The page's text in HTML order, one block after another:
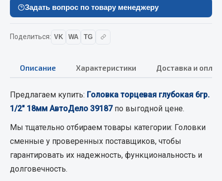
Вымпела
Масла
Охладжающие жидкости
Технические жидкости
Задать вопрос по товару менеджеру
Поделиться: VK WA TG
Описание Характеристики Доставка и
Предлагаем купить: Головка торцевая глубокая 6гр.
1/2" 18мм АвтоДело 39187по выгодной цене.
Мы тщательно отбираем товары категории: Головки
сменные у проверенных поставщиков, чтобы
гарантировать их надежность, функциональность и
долговечность.